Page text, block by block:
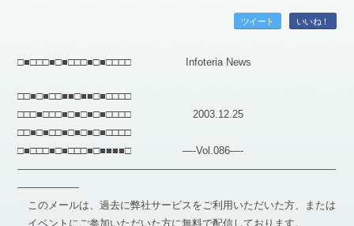
ツイート いいね！
□■□□□■□■□□□■□■□□□□ Infoteria News
□□■□■□□■■□■■□■□□□□
□□□■□□□■□■□■□■□□□□ 2003.12.25
□□■□■□□■□■□■□■□□□□
□■□□□■□■□□□■□■■■■□ —-Vol.086—-
―――――――――――――――――――――――――――――――
――――――
このメールは、過去に弊社サービスをご利用いただいた方、または
イベントにご参加いただいた方に無料で配信しております。